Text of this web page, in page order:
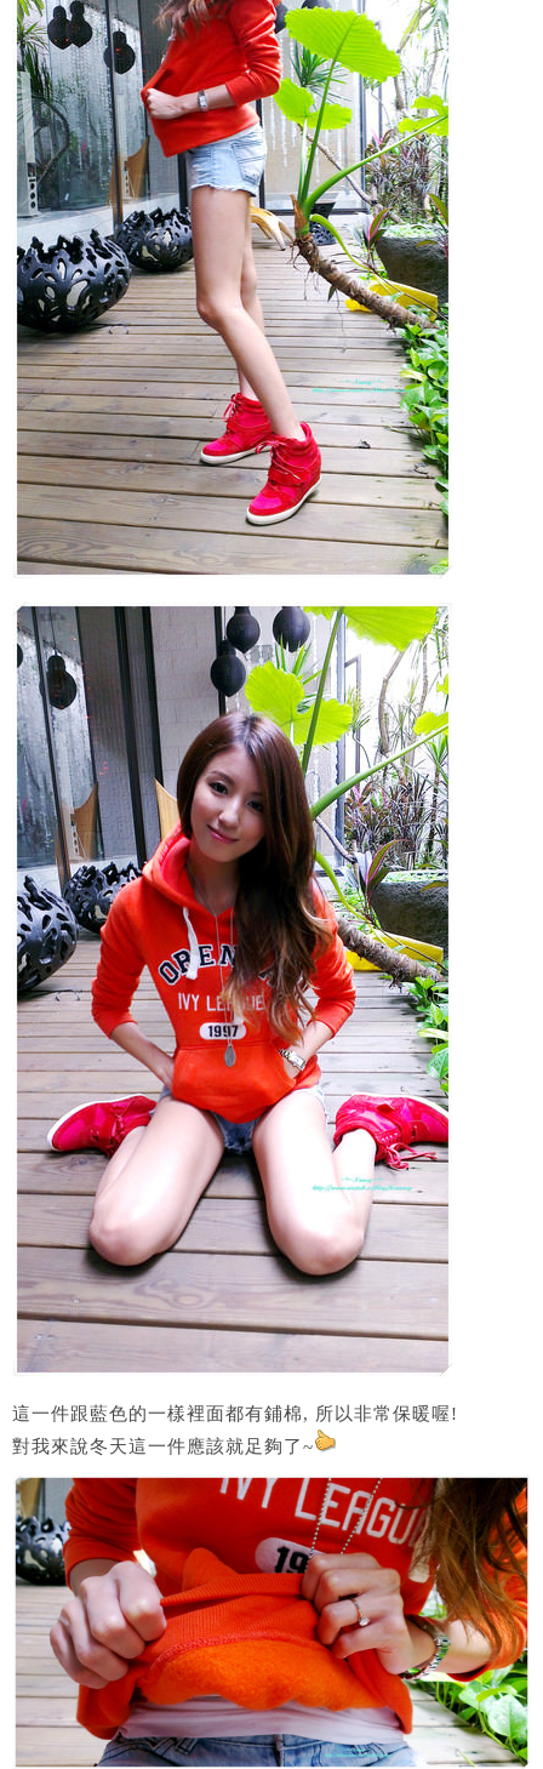
這一件跟藍色的一樣裡面都有鋪棉, 所以非常保暖喔!
對我來說冬天這一件應該就足夠了~